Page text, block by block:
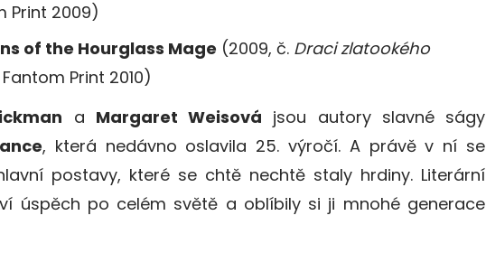
Print 2009)
of the Hourglass Mage (2009, č. Draci zlatookého
Fantom Print 2010)
a Margaret Weisová jsou autory slavné ságy
, která nedávno oslavila 25. výročí. A právě v ní se
postavy, které se chtě nechtě staly hrdiny. Literární
úspěch po celém světě a oblíbily si ji mnohé generace